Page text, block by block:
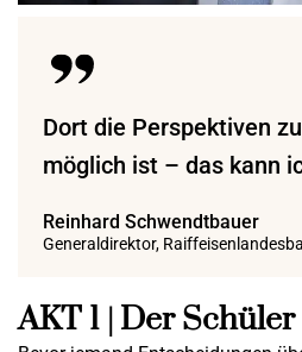
Dort die Perspektiven
möglich ist – das kann
Reinhard Schwendtbauer
Generaldirektor,
AKT 1 | Der Schüler